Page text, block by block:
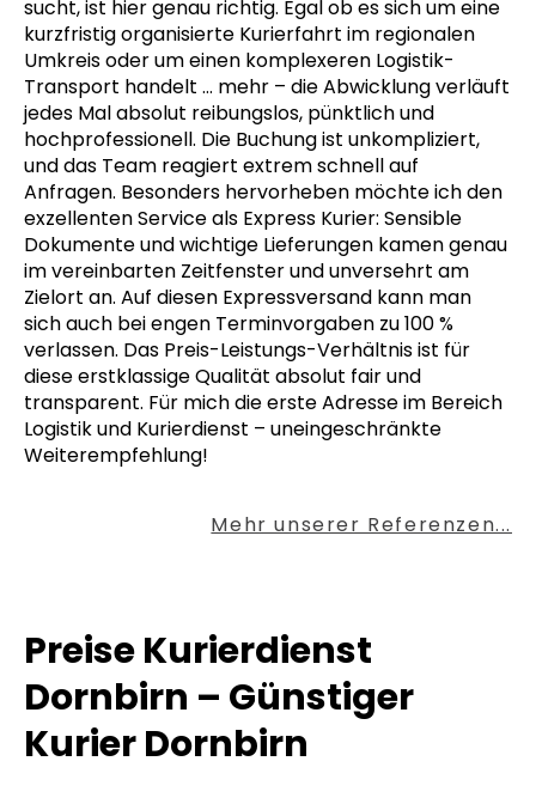
sucht, ist hier genau richtig. Egal ob es sich um eine
kurzfristig organisierte Kurierfahrt im regionalen
Umkreis oder um einen komplexeren Logistik-
Transport handelt … mehr – die Abwicklung verläuft
jedes Mal absolut reibungslos, pünktlich und
hochprofessionell. Die Buchung ist unkompliziert,
und das Team reagiert extrem schnell auf
Anfragen. Besonders hervorheben möchte ich den
exzellenten Service als Express Kurier: Sensible
Dokumente und wichtige Lieferungen kamen genau
im vereinbarten Zeitfenster und unversehrt am
Zielort an. Auf diesen Expressversand kann man
sich auch bei engen Terminvorgaben zu 100 %
verlassen. Das Preis-Leistungs-Verhältnis ist für
diese erstklassige Qualität absolut fair und
transparent. Für mich die erste Adresse im Bereich
Logistik und Kurierdienst – uneingeschränkte
Weiterempfehlung!
Mehr unserer Referenzen...
Preise Kurierdienst
Dornbirn – Günstiger
Kurier Dornbirn